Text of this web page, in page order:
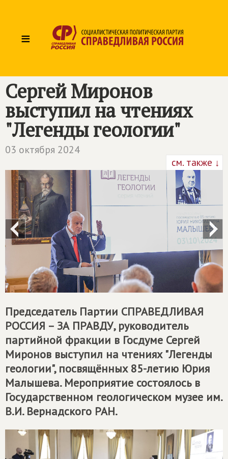
≡
Сергей Миронов
выступил на чтениях
"Легенды геологии"
03 октября 2024
см. также ↓
Председатель Партии СПРАВЕДЛИВАЯ
РОССИЯ – ЗА ПРАВДУ, руководитель
партийной фракции в Госдуме Сергей
Миронов выступил на чтениях "Легенды
геологии", посвящённых 85-летию Юрия
Малышева. Мероприятие состоялось в
Государственном геологическом музее им.
В.И. Вернадского РАН.